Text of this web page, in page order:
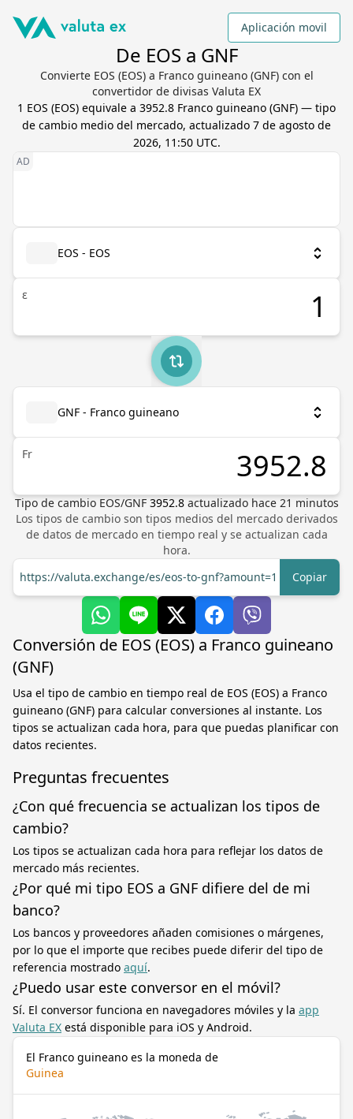
Aplicación movil
De EOS a GNF
Convierte EOS (EOS) a Franco guineano (GNF) con el
convertidor de divisas Valuta EX
1 EOS (EOS) equivale a 3952.8 Franco guineano (GNF) — tipo
de cambio medio del mercado, actualizado 7 de agosto de
2026, 11:50 UTC.
EOS - EOS
ε
GNF - Franco guineano
Fr
Tipo de cambio EOS/GNF 3952.8 actualizado hace 21 minutos
Los tipos de cambio son tipos medios del mercado derivados
de datos de mercado en tiempo real y se actualizan cada
hora.
https://valuta.exchange/es/eos-to-gnf?amount=1
Copiar
Conversión de EOS (EOS) a Franco guineano
(GNF)
Usa el tipo de cambio en tiempo real de EOS (EOS) a Franco
guineano (GNF) para calcular conversiones al instante. Los
tipos se actualizan cada hora, para que puedas planificar con
datos recientes.
Preguntas frecuentes
¿Con qué frecuencia se actualizan los tipos de
cambio?
Los tipos se actualizan cada hora para reflejar los datos de
mercado más recientes.
¿Por qué mi tipo EOS a GNF difiere del de mi
banco?
Los bancos y proveedores añaden comisiones o márgenes,
por lo que el importe que recibes puede diferir del tipo de
referencia mostrado aquí.
¿Puedo usar este conversor en el móvil?
Sí. El conversor funciona en navegadores móviles y la app
Valuta EX está disponible para iOS y Android.
El Franco guineano es la moneda de
Guinea